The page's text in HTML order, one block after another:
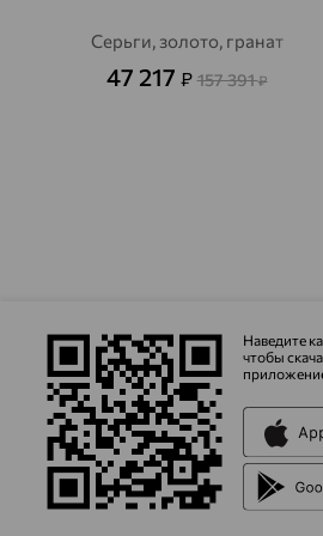
Серьги, золото, гранат
47 217 ₽ 157 391₽
Наведите
чтобы